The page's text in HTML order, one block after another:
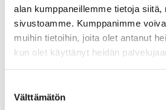
alan kumppaneillemme tietoja siitä,
sivustoamme. Kumppanimme
muihin tietoihin, joita olet antanut
kun olet käyttänyt heidän
valinta
Välttämätön
Lue myös